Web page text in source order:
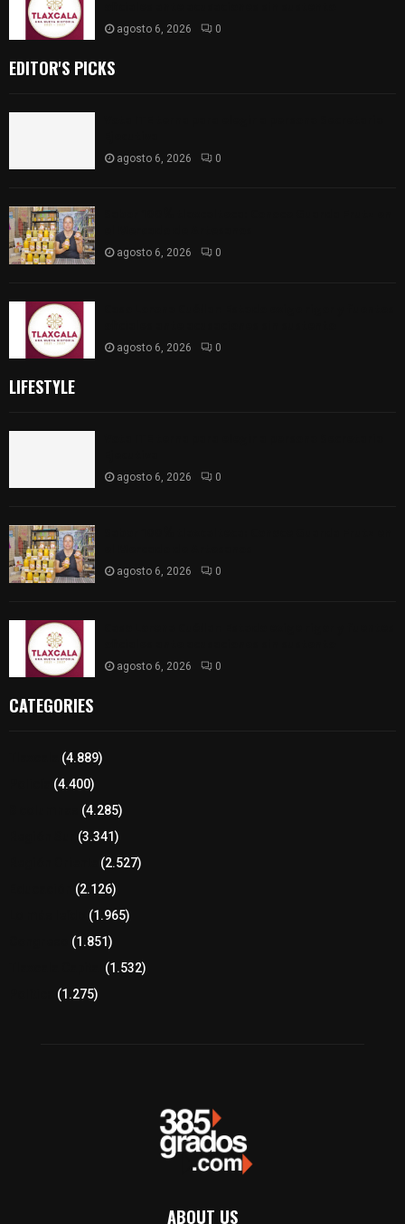
agosto 6, 2026 0
EDITOR'S PICKS
agosto 6, 2026 0
agosto 6, 2026 0
agosto 6, 2026 0
LIFESTYLE
agosto 6, 2026 0
agosto 6, 2026 0
agosto 6, 2026 0
CATEGORIES
(4.889)
(4.400)
(4.285)
(3.341)
(2.527)
(2.126)
(1.965)
(1.851)
(1.532)
(1.275)
ABOUT US